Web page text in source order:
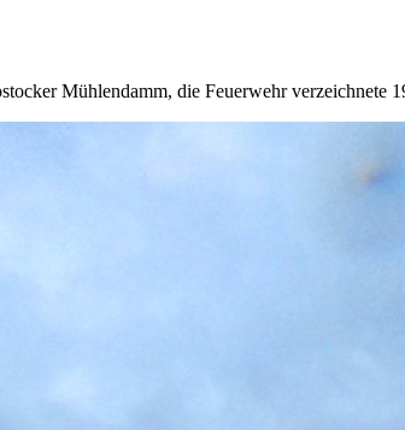
Mühlendamm, die Feuerwehr verzeichnete